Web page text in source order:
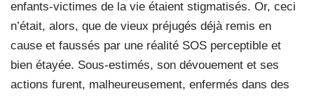
enfants-victimes de la vie étaient stigmatisés. Or, ceci
n’était, alors, que de vieux préjugés déjà remis en
cause et faussés par une réalité SOS perceptible et
bien étayée. Sous-estimés, son dévouement et ses
actions furent, malheureusement, enfermés dans des